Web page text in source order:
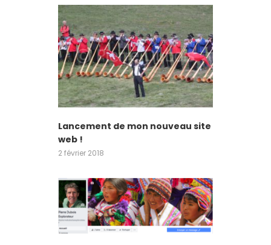
Lancement de mon nouveau site
web !
2 février 2018